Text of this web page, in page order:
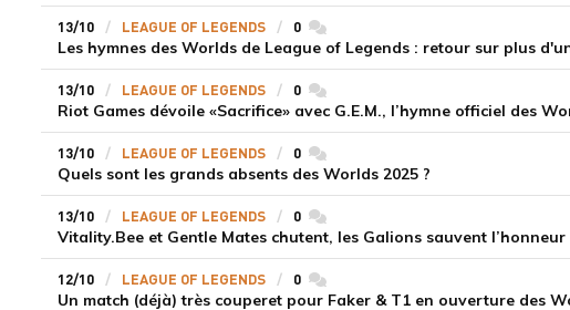
13/10 LEAGUE OF LEGENDS 0 commentaires
Les hymnes des Worlds de League of Legends : retour sur plus
13/10 LEAGUE OF LEGENDS 0 commentaires
Riot Games dévoile «Sacrifice» avec G.E.M., l’hymne officiel des
13/10 LEAGUE OF LEGENDS 0 commentaires
Quels sont les grands absents des Worlds 2025 ?
13/10 LEAGUE OF LEGENDS 0 commentaires
12/10 LEAGUE OF LEGENDS 0 commentaires
Un match (déjà) très couperet pour Faker & T1 en ouverture des